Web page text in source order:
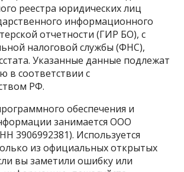
реестра юридических лиц
информационного
отчетности (ГИР БО), с
налоговой службы (ФНС),
Указанные данные подлежат
в соответствии с
РФ.
обеспечения и
занимается ООО
3906992381). Используется
из официальных открытых
вы заметили ошибку или